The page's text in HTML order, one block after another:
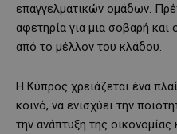
επαγγελματικών ομάδων.
αφετηρία για μια σοβαρή
από το μέλλον του κλάδου.
Η Κύπρος χρειάζεται ένα
κοινό, να ενισχύει την
την ανάπτυξη της οικονομίας